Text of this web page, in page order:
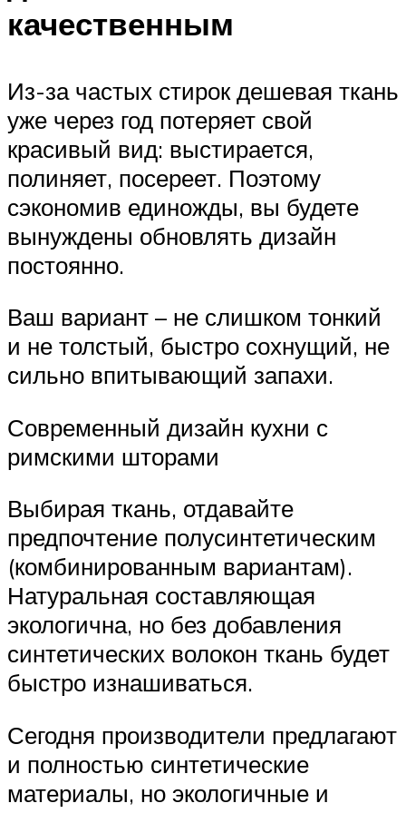
качественным
Из-за частых стирок дешевая ткань
уже через год потеряет свой
красивый вид: выстирается,
полиняет, посереет. Поэтому
сэкономив единожды, вы будете
вынуждены обновлять дизайн
постоянно.
Ваш вариант – не слишком тонкий
и не толстый, быстро сохнущий, не
сильно впитывающий запахи.
Современный дизайн кухни с
римскими шторами
Выбирая ткань, отдавайте
предпочтение полусинтетическим
(комбинированным вариантам).
Натуральная составляющая
экологична, но без добавления
синтетических волокон ткань будет
быстро изнашиваться.
Сегодня производители предлагают
и полностью синтетические
материалы, но экологичные и